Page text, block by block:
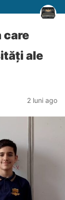
care
ale
2 luni ago